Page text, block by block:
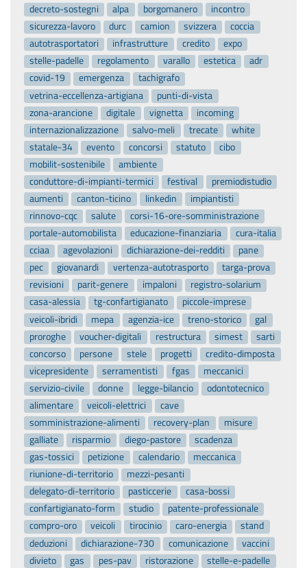
decreto-sostegni
alpa borgomanero
incontro
sicurezza-lavoro
durc camion svizzera
coccia
autotrasportatori
infrastrutture credito
expo
stelle-padelle
regolamento varallo estetica
adr
covid-19
emergenza
tachigrafo
vetrina-eccellenza-artigiana
punti-di-vista
zona-arancione
digitale vignetta
incoming
internazionalizzazione
salvo-meli trecate
white
statale-34
evento concorsi statuto
cibo
mobilit-sostenibile
ambiente
conduttore-di-impianti-termici
festival
premiodistudio
aumenti
canton-ticino linkedin
impiantisti
rinnovo-cqc
salute
corsi-16-ore-somministrazione
portale-automobilista
educazione-finanziaria
cura-italia
cciaa
agevolazioni dichiarazione-dei-redditi
pane
pec
giovanardi vertenza-autotrasporto
targa-prova
revisioni
parit-genere impaloni
registro-solarium
casa-alessia
tg-confartigianato
piccole-imprese
veicoli-ibridi
mepa agenzia-ice treno-storico
gal
proroghe
voucher-digitali restructura simest
sarti
concorso
persone stele progetti
credito-dimposta
vicepresidente
serramentisti fgas
meccanici
servizio-civile
donne legge-bilancio
odontotecnico
alimentare
veicoli-elettrici
cave
somministrazione-alimenti
recovery-plan
misure
galliate
risparmio diego-pastore
scadenza
gas-tossici
petizione calendario
meccanica
riunione-di-territorio
mezzi-pesanti
delegato-di-territorio
pasticcerie
casa-bossi
confartigianato-form
studio
patente-professionale
compro-oro
veicoli tirocinio caro-energia
stand
deduzioni
dichiarazione-730 comunicazione
vaccini
divieto
gas pes-pav ristorazione
stelle-e-padelle